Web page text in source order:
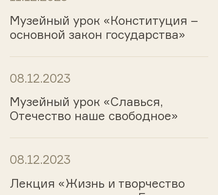
Музейный урок «Конституция –
основной закон государства»
08.12.2023
Музейный урок «Славься,
Отечество наше свободное»
08.12.2023
Лекция «Жизнь и творчество